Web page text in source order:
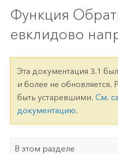
Функция
евклидово
Эта документация 3.1
и более не обновляется.
быть устаревшими. См.
документацию.
В этом разделе